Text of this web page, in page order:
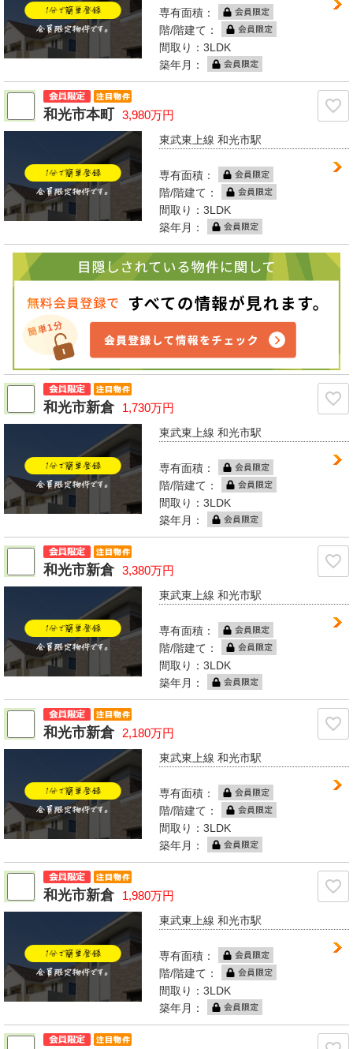
専有面積：
階/階建て：
間取り：3LDK
築年月：
和光市本町 3,980万円
東武東上線 和光市駅
専有面積：
階/階建て：
間取り：3LDK
築年月：
和光市新倉 1,730万円
東武東上線 和光市駅
専有面積：
階/階建て：
間取り：3LDK
築年月：
和光市新倉 3,380万円
東武東上線 和光市駅
専有面積：
階/階建て：
間取り：3LDK
築年月：
和光市新倉 2,180万円
東武東上線 和光市駅
専有面積：
階/階建て：
間取り：3LDK
築年月：
和光市新倉 1,980万円
東武東上線 和光市駅
専有面積：
階/階建て：
間取り：3LDK
築年月：